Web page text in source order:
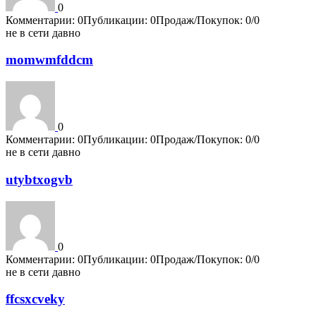
0
Комментарии: 0Публикации: 0Продаж/Покупок: 0/0
не в сети давно
momwmfddcm
0
Комментарии: 0Публикации: 0Продаж/Покупок: 0/0
не в сети давно
utybtxogvb
0
Комментарии: 0Публикации: 0Продаж/Покупок: 0/0
не в сети давно
ffcsxcveky